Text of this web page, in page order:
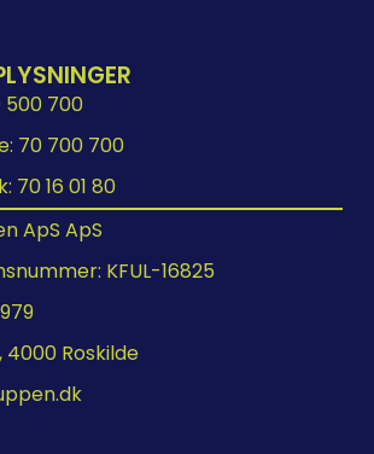
500 700
70 700 700
70 16 01 80
ApS ApS
KFUL-16825
4000 Roskilde